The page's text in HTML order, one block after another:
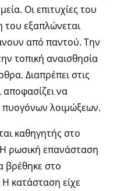
Οι επιτυχίες του
του εξαπλώνεται
από παντού. Την
τοπική αναισθησία
Διαπρέπει στις
αποφασίζει να
πυογόνων λοιμώξεων.
καθηγητής στο
ρωσική επανάσταση
βρέθηκε στο
κατάσταση είχε